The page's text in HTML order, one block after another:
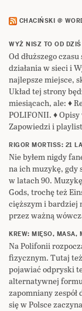
CHACIŃSKI @
WYŻ NISZ TO OD DZIŚ
Od dłuższego
działania w sieci i
najlepsze miejsce,
Układ tej strony
miesiącach, ale: ♦
POLIFONII. ♦
Zapowiedzi i
RIGOR MORTISS: 21
Nie byłem nigdy
na ich muzykę, gdy
w latach 90.
Gods, trochę też
cięższym i bardziej
przez ważną
KREW: MIĘSO, MASA,
Na Polifonii
fizycznym. Tutaj
pojawiać odpryski
alternatywnej
zapomniany zespół
się w Polsce